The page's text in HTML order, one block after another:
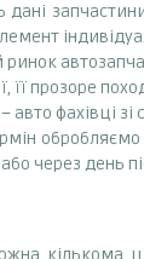
її прозоре
фахівці
через день